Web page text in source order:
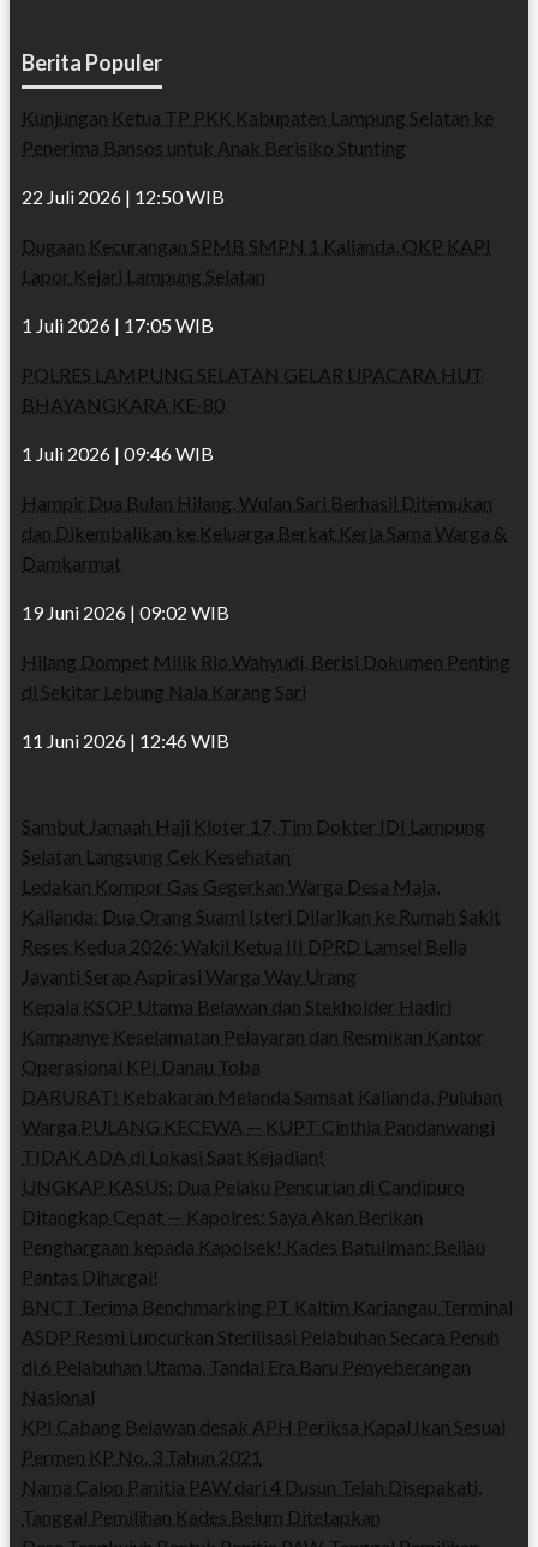
Berita Populer
Kunjungan Ketua TP PKK Kabupaten Lampung Selatan ke
Penerima Bansos untuk Anak Berisiko Stunting
22 Juli 2026 | 12:50 WIB
Dugaan Kecurangan SPMB SMPN 1 Kalianda, OKP KAPI
Lapor Kejari Lampung Selatan
1 Juli 2026 | 17:05 WIB
POLRES LAMPUNG SELATAN GELAR UPACARA HUT
BHAYANGKARA KE-80
1 Juli 2026 | 09:46 WIB
Hampir Dua Bulan Hilang, Wulan Sari Berhasil Ditemukan
dan Dikembalikan ke Keluarga Berkat Kerja Sama Warga &
Damkarmat
19 Juni 2026 | 09:02 WIB
Hilang Dompet Milik Rio Wahyudi, Berisi Dokumen Penting
di Sekitar Lebung Nala Karang Sari
11 Juni 2026 | 12:46 WIB
Sambut Jamaah Haji Kloter 17, Tim Dokter IDI Lampung
Selatan Langsung Cek Kesehatan
Ledakan Kompor Gas Gegerkan Warga Desa Maja,
Kalianda: Dua Orang Suami Isteri Dilarikan ke Rumah Sakit
Reses Kedua 2026: Wakil Ketua III DPRD Lamsel Bella
Jayanti Serap Aspirasi Warga Way Urang
Kepala KSOP Utama Belawan dan Stekholder Hadiri
Kampanye Keselamatan Pelayaran dan Resmikan Kantor
Operasional KPI Danau Toba
DARURAT! Kebakaran Melanda Samsat Kalianda, Puluhan
Warga PULANG KECEWA — KUPT Cinthia Pandanwangi
TIDAK ADA di Lokasi Saat Kejadian!
UNGKAP KASUS: Dua Pelaku Pencurian di Candipuro
Ditangkap Cepat — Kapolres: Saya Akan Berikan
Penghargaan kepada Kapolsek! Kades Batuliman: Beliau
Pantas Dihargai!
BNCT Terima Benchmarking PT Kaltim Kariangau Terminal
ASDP Resmi Luncurkan Sterilisasi Pelabuhan Secara Penuh
di 6 Pelabuhan Utama, Tandai Era Baru Penyeberangan
Nasional
KPI Cabang Belawan desak APH Periksa Kapal Ikan Sesuai
Permen KP No. 3 Tahun 2021
Nama Calon Panitia PAW dari 4 Dusun Telah Disepakati,
Tanggal Pemilihan Kades Belum Ditetapkan